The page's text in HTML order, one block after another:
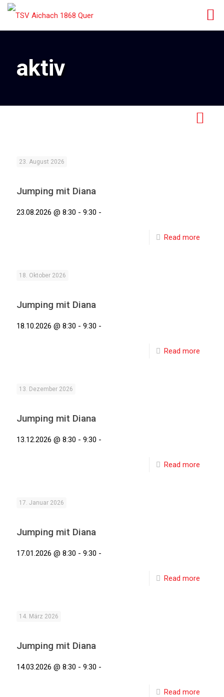
aktiv
23. August 2026
Jumping mit Diana
23.08.2026 @ 8:30 - 9:30 -
Read more
18. Oktober 2026
Jumping mit Diana
18.10.2026 @ 8:30 - 9:30 -
Read more
13. Dezember 2026
Jumping mit Diana
13.12.2026 @ 8:30 - 9:30 -
Read more
17. Januar 2026
Jumping mit Diana
17.01.2026 @ 8:30 - 9:30 -
Read more
14. März 2026
Jumping mit Diana
14.03.2026 @ 8:30 - 9:30 -
Read more